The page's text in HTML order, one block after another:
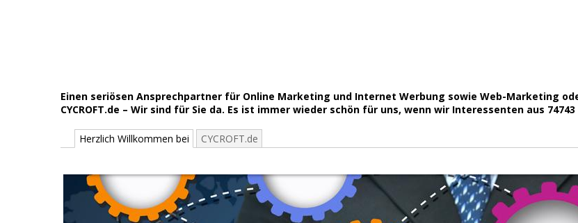
Einen seriösen Ansprechpartner für Online Marketing und Internet Werbung sowie Web-Marketing
CYCROFT.de – Wir sind für Sie da. Es ist immer wieder schön für uns, wenn wir Interessenten aus 74743
Herzlich Willkommen bei CYCROFT.de